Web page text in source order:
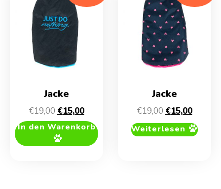
Jacke
€19,00 Ursprünglicher
Preis
war:
€19,00
€15,00Aktueller
Preis
€15,00.
In den Warenkorb
Jacke
€19,00
Preis
war:
€15,00
Preis
ist:
Weiterlesen